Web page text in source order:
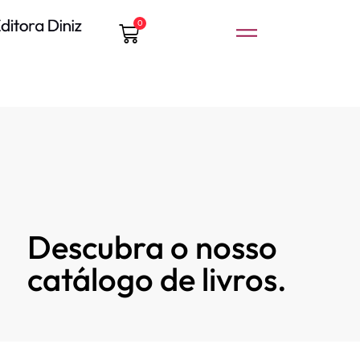
0
Descubra o nosso
catálogo de livros.